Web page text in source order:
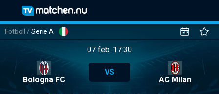
Fotboll /Serie A
07 feb. 17:30
Bologna FC
VS
AC Milan